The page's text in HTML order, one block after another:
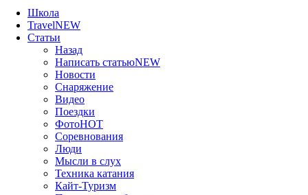
Школа
TravelNEW
Статьи
Назад
Написать статьюNEW
Новости
Снаряжение
Видео
Поездки
ФотоHOT
Соревнования
Люди
Мысли в слух
Техника катания
Кайт-Туризм